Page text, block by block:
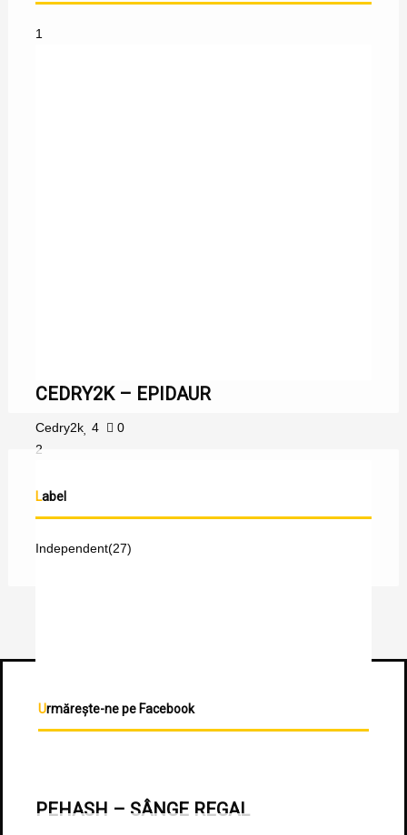
1
CEDRY2K – EPIDAUR
Cedry2k 4
0
2
PEHASH – SÂNGE REGAL
Label
Independent(27)
Urmărește-ne pe Facebook